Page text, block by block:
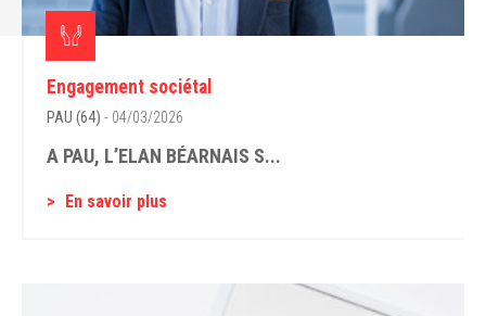
Engagement sociétal
PAU (64) - 04/03/2026
A PAU, L’ELAN BÉARNAIS S...
En savoir plus